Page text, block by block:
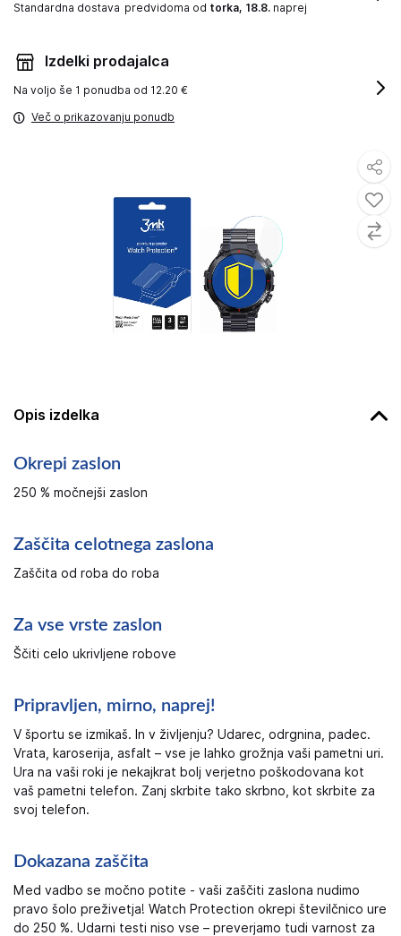
Opis izdelka
Okrepi zaslon
250 ​​% močnejši zaslon
Zaščita celotnega zaslona
Zaščita od roba do roba
Za vse vrste zaslon
Ščiti celo ukrivljene robove
Pripravljen, mirno, naprej!
V športu se izmikaš. In v življenju? Udarec, odrgnina, padec.
Vrata, karoserija, asfalt – vse je lahko grožnja vaši pametni uri.
Ura na vaši roki je nekajkrat bolj verjetno poškodovana kot
vaš pametni telefon. Zanj skrbite tako skrbno, kot skrbite za
svoj telefon.
Dokazana zaščita
Med vadbo se močno potite - vaši zaščiti zaslona nudimo
pravo šolo preživetja! Watch Protection okrepi številčnico ure
do 250 %. Udarni testi niso vse – preverjamo tudi varnost za
Standardna dostava predvidoma od torka, 18.8. naprej
Izdelki prodajalca
Na voljo še 1 ponudba od 12.20 €
Več o prikazovanju ponudb